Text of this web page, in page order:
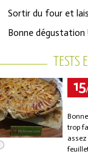
Sortir du four et
Bonne dégustation
15
trop